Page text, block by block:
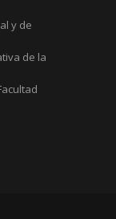
y de
de la